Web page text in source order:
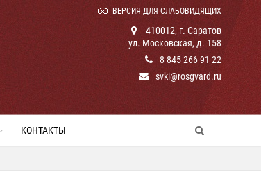
ВЕРСИЯ ДЛЯ СЛАБОВИДЯЩИХ
410012, г. Саратов
ул. Московская, д. 158
8 845 266 91 22
svki@rosgvard.ru
КОНТАКТЫ